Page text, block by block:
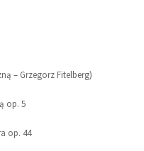
– Grzegorz Fitelberg)
op. 5
op. 44